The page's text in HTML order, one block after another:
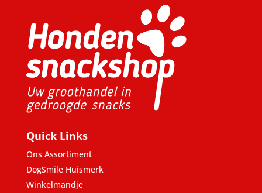
Quick Links
Ons Assortiment
DogSmile Huismerk
Winkelmandje